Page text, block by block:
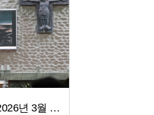
사순 특강 1,2 차 2026년 3월 3일, 3월 10일